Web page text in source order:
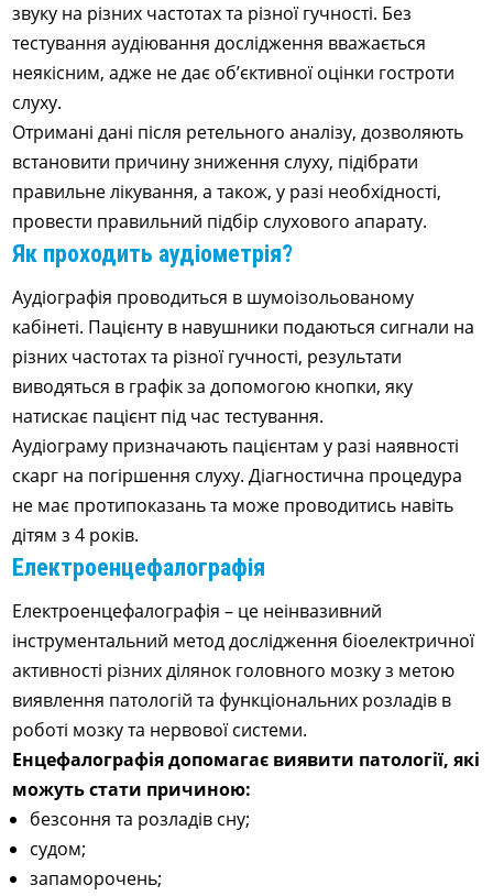
звуку на різних частотах та різної гучності. Без
тестування аудіювання дослідження вважається
неякісним, адже не дає об’єктивної оцінки гостроти
слуху.
Отримані дані після ретельного аналізу, дозволяють
встановити причину зниження слуху, підібрати
правильне лікування, а також, у разі необхідності,
провести правильний підбір слухового апарату.
Як проходить аудіометрія?
Аудіографія проводиться в шумоізольованому
кабінеті. Пацієнту в навушники подаються сигнали на
різних частотах та різної гучності, результати
виводяться в графік за допомогою кнопки, яку
натискає пацієнт під час тестування.
Аудіограму призначають пацієнтам у разі наявності
скарг на погіршення слуху. Діагностична процедура
не має протипоказань та може проводитись навіть
дітям з 4 років.
Електроенцефалографія
Електроенцефалографія – це неінвазивний
інструментальний метод дослідження біоелектричної
активності різних ділянок головного мозку з метою
виявлення патологій та функціональних розладів в
роботі мозку та нервової системи.
Енцефалографія допомагає виявити патології, які
можуть стати причиною:
безсоння та розладів сну;
судом;
запаморочень;